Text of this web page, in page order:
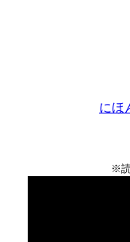
にほ
※